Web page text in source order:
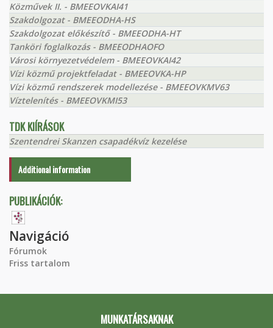
Közművek II. - BMEEOVKAI41
Szakdolgozat - BMEEODHA-HS
Szakdolgozat előkészítő - BMEEODHA-HT
Tanköri foglalkozás - BMEEODHAOFO
Városi környezetvédelem - BMEEOVKAI42
Vízi közmű projektfeladat - BMEEOVKA-HP
Vízi közmű rendszerek modellezése - BMEEOVKMV63
Víztelenítés - BMEEOVKMI53
TDK KIÍRÁSOK
Szentendrei Skanzen csapadékvíz kezelése
Additional information
PUBLIKÁCIÓK:
Navigáció
Fórumok
Friss tartalom
MUNKATÁRSAKNAK